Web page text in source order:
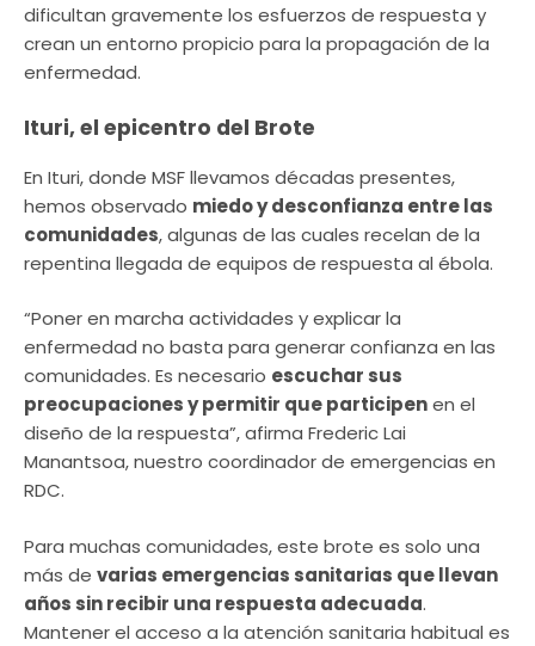
dificultan gravemente los esfuerzos de respuesta y
crean un entorno propicio para la propagación de la
enfermedad.
Ituri, el epicentro del Brote
En Ituri, donde MSF llevamos décadas presentes,
hemos observado miedo y desconfianza entre las
comunidades, algunas de las cuales recelan de la
repentina llegada de equipos de respuesta al ébola.
“Poner en marcha actividades y explicar la
enfermedad no basta para generar confianza en las
comunidades. Es necesario escuchar sus
preocupaciones y permitir que participenen el
diseño de la respuesta”, afirma Frederic Lai
Manantsoa, nuestro coordinador de emergencias en
RDC.
Para muchas comunidades, este brote es solo una
más de varias emergencias sanitarias que llevan
años sin recibir una respuesta adecuada.
Mantener el acceso a la atención sanitaria habitual es